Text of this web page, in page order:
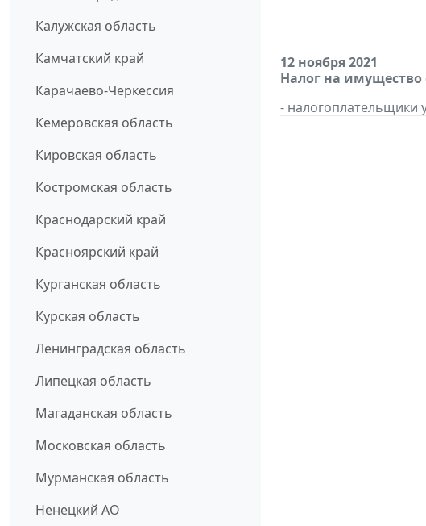
Калужская область
Камчатский край
Карачаево-Черкессия
Кемеровская область
Кировская область
Костромская область
Краснодарский край
Красноярский край
Курганская область
Курская область
Ленинградская область
Липецкая область
Магаданская область
Московская область
Мурманская область
Ненецкий АО
12 ноября 2021
Налог на
- налогоплательщики